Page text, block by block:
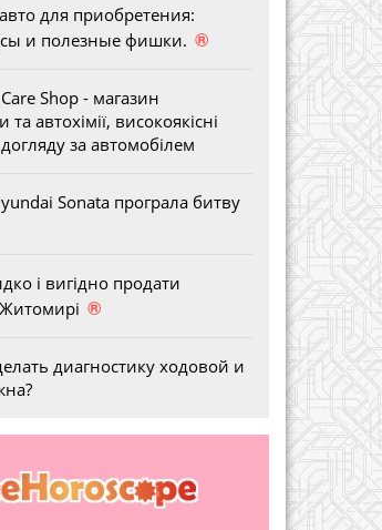
для приобретения:
и полезные фишки. ®
Shop - магазин
автохімії, високоякісні
за автомобілем
Sonata програла битву
і вигідно продати
®
диагностику ходовой и